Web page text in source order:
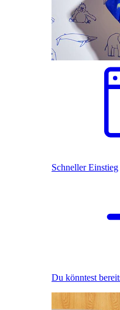
Schneller Einstieg
Du könntest